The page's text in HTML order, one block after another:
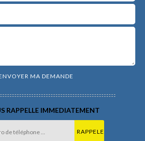
RAPPELLE IMMEDIATEMENT